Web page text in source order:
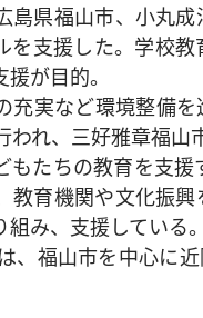
県福山市、小丸
を支援した。学校
が目的。
実など環境整備
れ、三好雅章福山
たちの教育を支
教育機関や文化振
み、支援している。
、福山市を中心に